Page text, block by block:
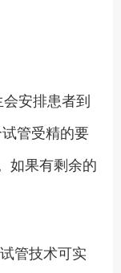
安排患者到
管受精的要
如果有剩余的
管技术可实